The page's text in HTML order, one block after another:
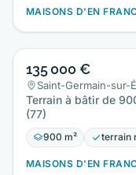
MAISONS D'EN
135 000 €
Saint-Germain-sur-
Terrain à bâtir de
(77)
900 m² terrain
MAISONS D'EN